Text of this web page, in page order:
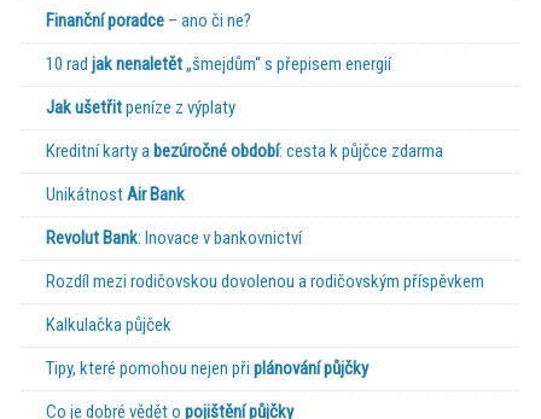
Finanční poradce– ano či ne?
10 rad jak nenaletět„šmejdům“ s přepisem energií
Jak ušetřitpeníze z výplaty
Kreditní karty a bezúročné období: cesta k půjčce zdarma
UnikátnostAir Bank
Revolut Bank: Inovace v bankovnictví
Rozdíl mezi rodičovskou dovolenou a rodičovským příspěvkem
Kalkulačka půjček
Tipy, které pomohou nejen při plánování půjčky
Co je dobré vědět o pojištění půjčky